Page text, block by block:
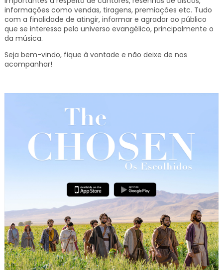
informações como vendas, tiragens, premiações etc. Tudo
com a finalidade de atingir, informar e agradar ao público
que se interessa pelo universo evangélico, principalmente o
da música.
Seja bem-vindo, fique à vontade e não deixe de nos
acompanhar!